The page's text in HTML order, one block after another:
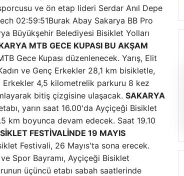
ve ön etap lideri Serdar Anıl Depe
02:59:51Burak Abay Sakarya BB Pro
Büyükşehir Belediyesi Bisiklet Yolları
MTB GECE KUPASI BU AKŞAM
Gece Kupası düzenlenecek. Yarış, Elit
ve Genç Erkekler 28,1 km bisikletle,
Erkekler 4,5 kilometrelik parkuru 8 kez
bitiş çizgisine ulaşacak. SAKARYA
yarın saat 16.00'da Ayçiçeği Bisiklet
km boyunca devam edecek. Saat 19.10
FESTİVALİNDE 19 MAYIS
Festivali, 26 Mayıs'ta sona erecek.
Spor Bayramı, Ayçiçeği Bisiklet
üçüncü etabı sabah saatlerinde